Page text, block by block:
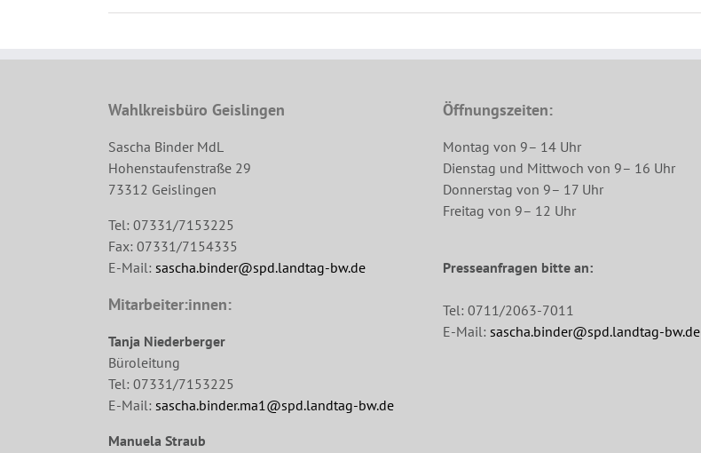
Wahlkreisbüro Geislingen
Sascha Binder MdL
Hohenstaufenstraße 29
73312 Geislingen
Tel: 07331/7153225
Fax: 07331/7154335
E-Mail: sascha.binder@spd.landtag-bw.de
Mitarbeiter:innen:
Tanja Niederberger
Büroleitung
Tel: 07331/7153225
E-Mail: sascha.binder.ma1@spd.landtag-bw.de
Manuela Straub
Öffnungszeiten:
Montag von 9– 14 Uhr
Dienstag und Mittwoch von 9– 16 Uhr
Donnerstag von 9– 17 Uhr
Freitag von 9– 12 Uhr
Presseanfragen bitte an:
Tel: 0711/2063-7011
E-Mail: sascha.binder@spd.landtag-bw.de